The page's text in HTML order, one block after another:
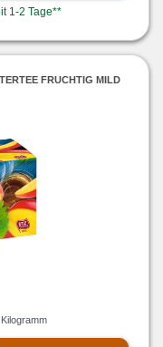
1-2 Tage**
FRUCHTIG MILD S